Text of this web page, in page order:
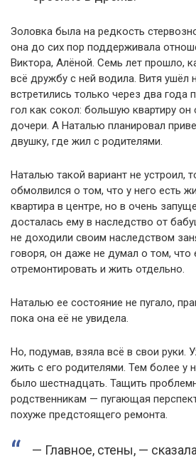
Золовка была на редкость
она до сих пор поддерживала
Виктора, Алёной. Семь лет прошло,
всё дружбу с ней водила. Витя ушёл
встретились только через два года
гол как сокол: большую квартиру
дочери. А Наталью планировал
двушку, где жил с родителями.
Наталью такой вариант не устроил,
обмолвился о том, что у него есть
квартира в центре, но в очень
досталась ему в наследство от
не доходили своим наследством
говоря, он даже не думал о том, что
отремонтировать и жить отдельно.
Наталью ее состояние не пугало,
пока она её не увидела.
Но, подумав, взяла всё в свои руки.
жить с его родителями. Тем более у
было шестнадцать. Тащить
родственникам — пугающая
похуже предстоящего ремонта.
— Главное, стены, —